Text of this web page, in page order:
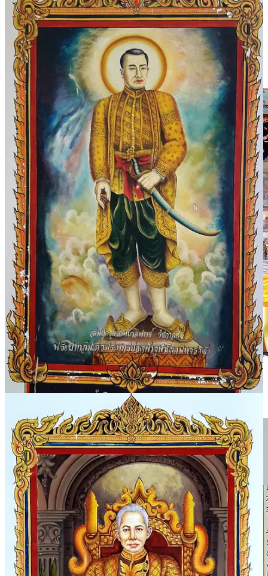
Im obersten Stock der Chedi befindet sich eine Glaskuppel, unter
der buddhistische Reliquien verwahrt werden.
Der weitläufigen Tempelkomplex und die unmittelbare Nähe der
See lädt zu einem ausgiebigen Rundgang ein.